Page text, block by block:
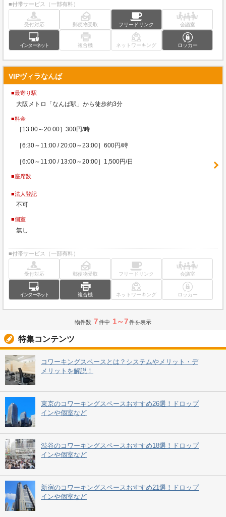
■付帯サービス（一部有料）
受付対応 郵便物受取 フリードリンク 会議室
インターネット 複合機 ネットワーキング ロッカー
VIPヴィラなんば
■最寄り駅
大阪メトロ「なんば駅」から徒歩約3分
■料金
［13:00～20:00］300円/時
［6:30～11:00 / 20:00～23:00］600円/時
［6:00～11:00 / 13:00～20:00］1,500円/日
■座席数
■法人登記
不可
■個室
無し
■付帯サービス（一部有料）
受付対応 郵便物受取 フリードリンク 会議室
インターネット 複合機 ネットワーキング ロッカー
物件数 7件中 1～7件を表示
特集コンテンツ
コワーキングスペースとは？システムやメリット・デ
メリットを解説！
東京のコワーキングスペースおすすめ26選！ドロップ
インや個室など
渋谷のコワーキングスペースおすすめ18選！ドロップ
インや個室など
新宿のコワーキングスペースおすすめ21選！ドロップ
インや個室など